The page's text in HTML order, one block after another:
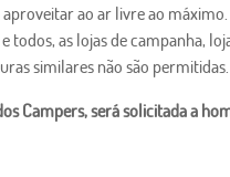
aproveitar ao ar livre ao máximo.
todos, as lojas de campanha,
similares não são permitidas.
Campers, será solicitada a